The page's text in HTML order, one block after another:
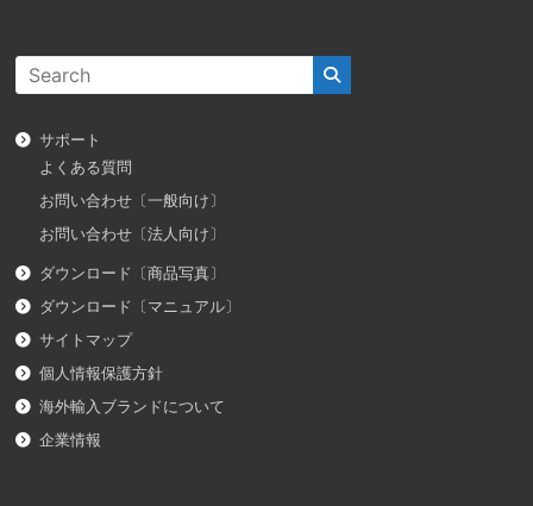
サポート
よくある質問
お問い合わせ〔一般向け〕
お問い合わせ〔法人向け〕
ダウンロード〔商品写真〕
ダウンロード〔マニュアル〕
サイトマップ
個人情報保護方針
海外輸入ブランドについて
企業情報